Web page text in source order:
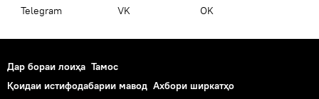
Telegram VK OK
Дар бораи лоиҳа Тамос
Қоидаи истифодабарии мавод Ахбори ширкатҳо